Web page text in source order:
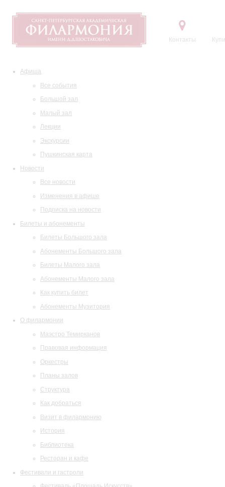
Контакты
Афиша
Все события
Большой зал
Малый зал
Лекции
Экскурсии
Пушкинская карта
Новости
Все новости
Изменения в афише
Подписка на новости
Билеты и абонементы
Билеты Большого зала
Абонементы Большого зала
Билеты Малого зала
Абонементы Малого зала
Как купить билет
Абонементы Музитория
О филармонии
Маэстро Темирканов
Правовая информация
Оркестры
Планы залов
Структура
Как добраться
Визит в филармонию
История
Библиотека
Ресторан и кафе
Фестивали и гастроли